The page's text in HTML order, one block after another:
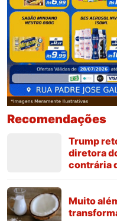
Recomendações
Trump
diretora
contrária
Muito